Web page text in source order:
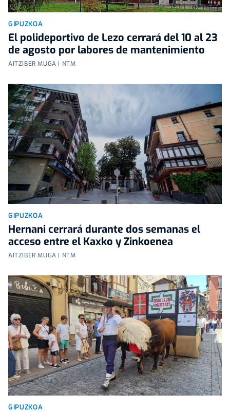
GIPUZKOA
El polideportivo de Lezo cerrará del 10 al 23
de agosto por labores de mantenimiento
AITZIBER MUGA | NTM
GIPUZKOA
Hernani cerrará durante dos semanas el
acceso entre el Kaxko y Zinkoenea
AITZIBER MUGA | NTM
GIPUZKOA